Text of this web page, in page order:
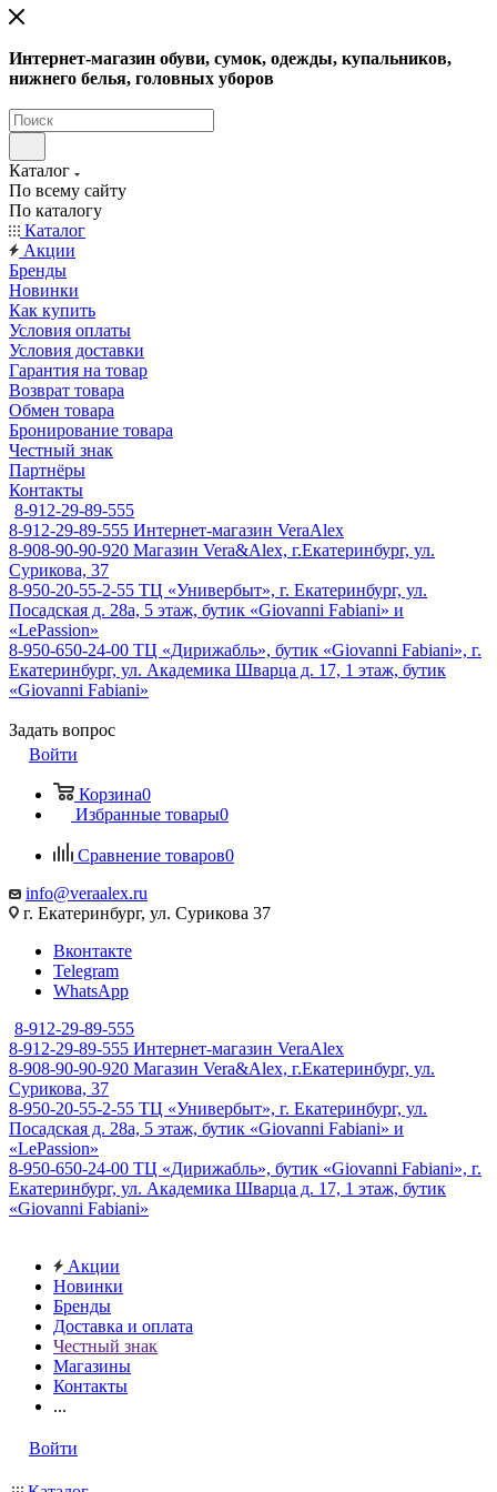
Интернет-магазин обуви, сумок, одежды, купальников,
нижнего белья, головных уборов
Каталог
По всему сайту
По каталогу
Каталог
Акции
Бренды
Новинки
Как купить
Условия оплаты
Условия доставки
Гарантия на товар
Возврат товара
Обмен товара
Бронирование товара
Честный знак
Партнёры
Контакты
8-912-29-89-555
8-912-29-89-555 Интернет-магазин VeraAlex
8-908-90-90-920 Магазин Vera&Alex, г.Екатеринбург, ул.
Сурикова, 37
8-950-20-55-2-55 ТЦ «Универбыт», г. Екатеринбург, ул.
Посадская д. 28а, 5 этаж, бутик «Giovanni Fabiani» и
«LePassion»
8-950-650-24-00 ТЦ «Дирижабль», бутик «Giovanni Fabiani», г.
Екатеринбург, ул. Академика Шварца д. 17, 1 этаж, бутик
«Giovanni Fabiani»
Задать вопрос
Войти
Корзина0
Избранные товары0
Сравнение товаров0
info@veraalex.ru
г. Екатеринбург, ул. Сурикова 37
Вконтакте
Telegram
WhatsApp
8-912-29-89-555
8-912-29-89-555 Интернет-магазин VeraAlex
8-908-90-90-920 Магазин Vera&Alex, г.Екатеринбург, ул.
Сурикова, 37
8-950-20-55-2-55 ТЦ «Универбыт», г. Екатеринбург, ул.
Посадская д. 28а, 5 этаж, бутик «Giovanni Fabiani» и
«LePassion»
8-950-650-24-00 ТЦ «Дирижабль», бутик «Giovanni Fabiani», г.
Екатеринбург, ул. Академика Шварца д. 17, 1 этаж, бутик
«Giovanni Fabiani»
Акции
Новинки
Бренды
Доставка и оплата
Честный знак
Магазины
Контакты
...
Войти